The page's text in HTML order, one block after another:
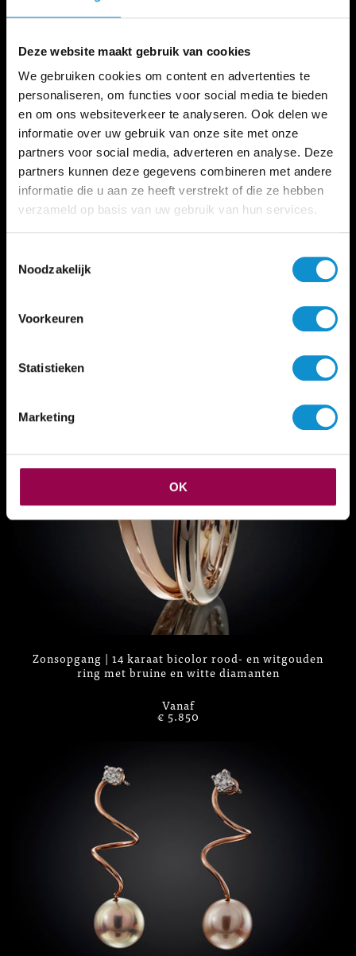
Deze website maakt gebruik van cookies
We gebruiken cookies om content en advertenties te
personaliseren, om functies voor social media te bieden
en om ons websiteverkeer te analyseren. Ook delen we
informatie over uw gebruik van onze site met onze
partners voor social media, adverteren en analyse. Deze
partners kunnen deze gegevens combineren met andere
informatie die u aan ze heeft verstrekt of die ze hebben
verzameld op basis van uw gebruik van hun services.
Noodzakelijk
Voorkeuren
Statistieken
Marketing
OK
Oogappel | 14 karaat witgouden armband met zwarte
Zonsopgang | 14 karaat bicolor rood- en witgouden
ring met bruine en witte diamanten
Vanaf
€ 5.850